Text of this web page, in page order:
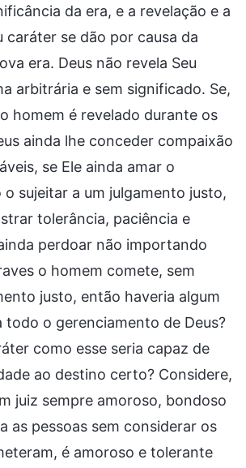
da era, e a revelação e a
caráter se dão por causa da
era. Deus não revela Seu
arbitrária e sem significado. Se,
homem é revelado durante os
ainda lhe conceder compaixão
se Ele ainda amar o
o sujeitar a um julgamento justo,
tolerância, paciência e
perdoar não importando
o homem comete, sem
justo, então haveria algum
todo o gerenciamento de Deus?
como esse seria capaz de
ao destino certo? Considere,
juiz sempre amoroso, bondoso
as pessoas sem considerar os
é amoroso e tolerante